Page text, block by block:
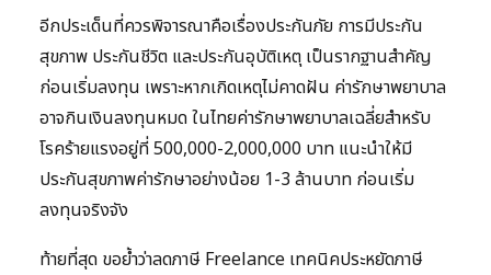
อีกประเด็นที่ควรพิจารณาคือเรื่องประกันภัย การมีประกัน
สุขภาพ ประกันชีวิต และประกันอุบัติเหตุ เป็นรากฐานสำคัญ
ก่อนเริ่มลงทุน เพราะหากเกิดเหตุไม่คาดฝัน ค่ารักษาพยาบาล
อาจกินเงินลงทุนหมด ในไทยค่ารักษาพยาบาลเฉลี่ยสำหรับ
โรคร้ายแรงอยู่ที่ 500,000-2,000,000 บาท แนะนำให้มี
ประกันสุขภาพค่ารักษาอย่างน้อย 1-3 ล้านบาท ก่อนเริ่ม
ลงทุนจริงจัง
ท้ายที่สุด ขอย้ำว่าลดภาษี Freelance เทคนิคประหยัดภาษี